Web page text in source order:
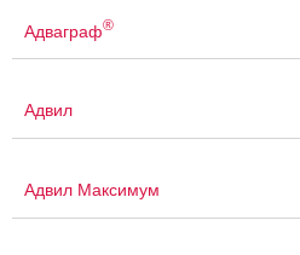
Адваграф®
Адвил
Адвил Максимум